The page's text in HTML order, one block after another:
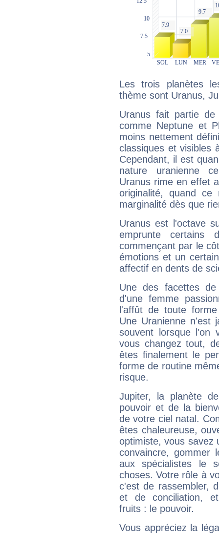
Les trois planètes
thème sont Uranus,
Uranus fait partie
comme Neptune et
moins nettement
classiques et visibles
Cependant, il est
nature uranienne
Uranus rime en effet
originalité, quand ce
marginalité dès que
Uranus est l'octave
emprunte
commençant par le
émotions et un
affectif en dents de
Une des facettes
d'une femme
l'affût de toute
Une Uranienne n'est
souvent lorsque l'on
vous changez tout,
êtes finalement le
forme de routine
risque.
Jupiter, la planète
pouvoir et de la
de votre ciel natal.
êtes chaleureuse,
optimiste, vous savez
convaincre, gommer
aux spécialistes le
choses. Votre rôle à
c'est de rassembler,
et de conciliation,
fruits : le pouvoir.
Vous appréciez la